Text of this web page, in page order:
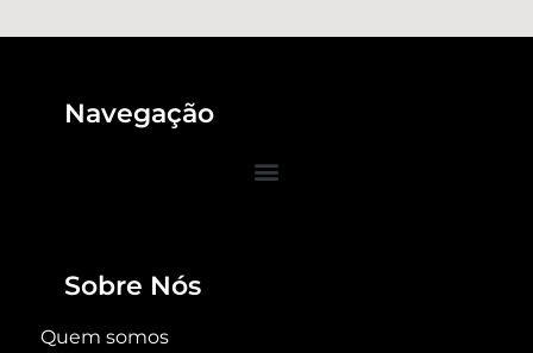
Navegação
Sobre Nós
Quem somos